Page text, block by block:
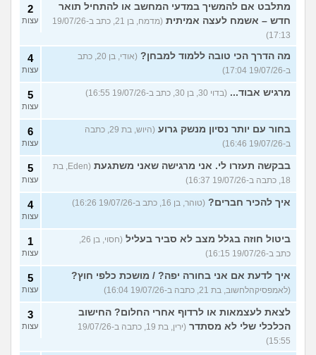
מתלבט אם להמשיך במדעי המחשב או להתחיל תואר
חדש – אשמח לעצה אמיתית
(מדמח, בן 21, כתב ב-19/07/26
17:13)
2
עצות
מה הדרך הכי טובה ללמוד למבחן?
(אודי, בן 20, כתב
ב-19/07/26 17:04)
4
עצות
מרגיש אבוד... (בדוי 30, בן 30, כתב ב-19/07/26 16:55) 5
עצות
בחור עם יותר נסיון מנשק גרוע
(היוש, בת 29, כתבה
ב-19/07/26 16:46)
6
עצות
בבקשה תעזרו לי. אני מרגישה שאני משתגעת
(Eden, בת
18, כתבה ב-19/07/26 16:37)
5
עצות
איך להכיר חברים? (טוהר, בן 16, כתב ב-19/07/26 16:26) 4
עצות
ביטול חוזה בגלל מצב לא סביר בעליל
(חסוי, בן 26,
כתב ב-19/07/26 16:15)
1
עצות
איך לדעת אם אני בחורה יפה? / מושכת כלפי חוץ?
(לאמפסיקהלחשוב, בת 21, כתבה ב-19/07/26 16:04)
5
עצות
לצאת לעצמאות או לרדוף אחרי החלום? החישוב
הכלכלי שלי לא מסתדר
(ירין, בת 19, כתבה ב-19/07/26
15:55)
3
עצות